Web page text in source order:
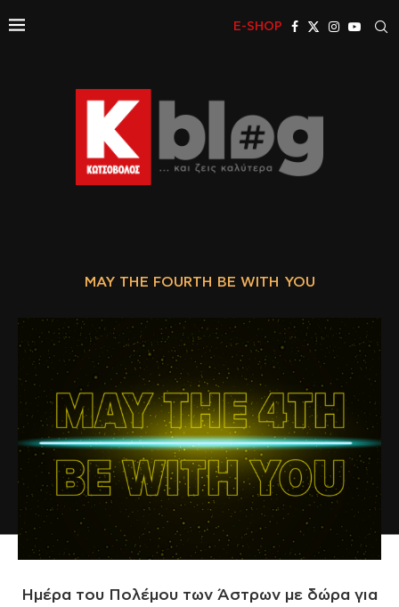
E-SHOP
MAY THE FOURTH BE WITH YOU
Ημέρα του Πολέμου των Άστρων με δώρα για